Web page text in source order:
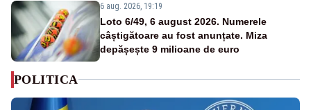
6 aug. 2026, 19:19
Loto 6/49, 6 august 2026. Numerele
câștigătoare au fost anunțate. Miza
depășește 9 milioane de euro
POLITICA